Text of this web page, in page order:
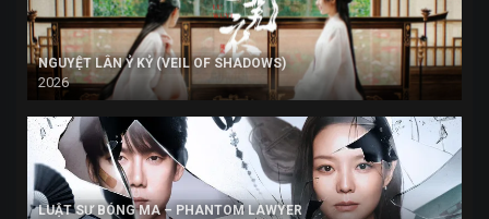
NGUYỆT LÂN Ỷ KỶ (VEIL OF SHADOWS)
2026
LUẬT SƯ BÓNG MA – PHANTOM LAWYER